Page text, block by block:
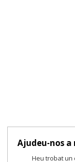
Ajudeu-nos
Heu trobat un